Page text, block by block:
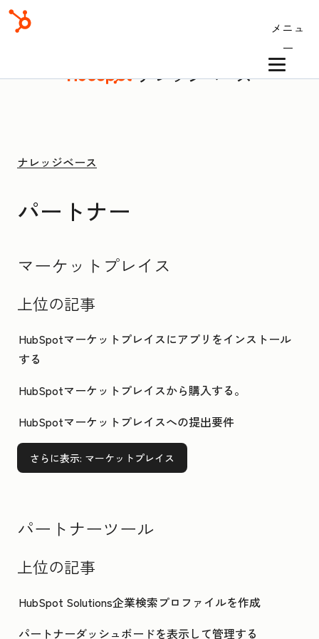
メニュ
ー
ナレッジベース
ナレッジベース
パートナー
マーケットプレイス
上位の記事
HubSpotマーケットプレイスにアプリをインストール
する
HubSpotマーケットプレイスから購入する。
HubSpotマーケットプレイスへの提出要件
さらに表示: マーケットプレイス
パートナーツール
上位の記事
HubSpot Solutions企業検索プロファイルを作成
パートナーダッシュボードを表示して管理する